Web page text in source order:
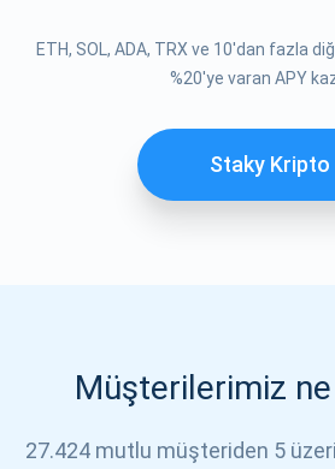
ETH, SOL, ADA, TRX ve 10'dan fazla
%20'ye varan APY
Staky Kripto
Müşterilerimiz
27.424 mutlu müşteriden 5
ABONE OL